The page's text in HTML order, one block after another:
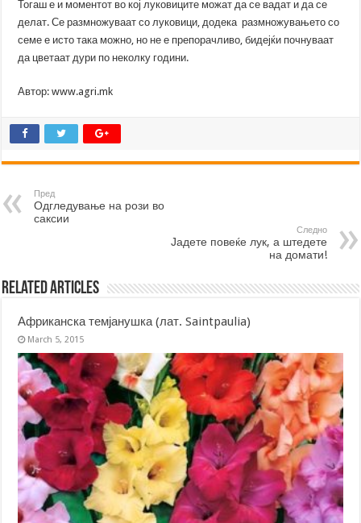
Тогаш е и моментот во кој луковиците можат да се вадат и да се
делат. Се размножуваат со луковици, додека размножувањето со
семе е исто така можно, но не е препорачливо, бидејќи почнуваат
да цветаат дури по неколку години.
Автор: www.agri.mk
Пред
Одгледување на рози во
саксии
Следно
Јадете повеќе лук, а штедете
на домати!
Related Articles
Африканска темјанушка (лат. Saintpaulia)
March 5, 2015